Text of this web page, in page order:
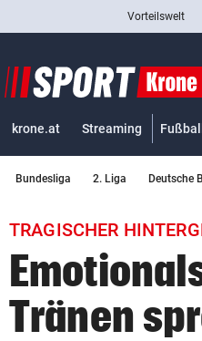
Abonnieren
bookmark
search
Suchbegriff
eingeben
Vorteilswelt
krone.at Streaming Fußball
Bundesliga 2. Liga Deutsche
TRAGISCHER
Tränen